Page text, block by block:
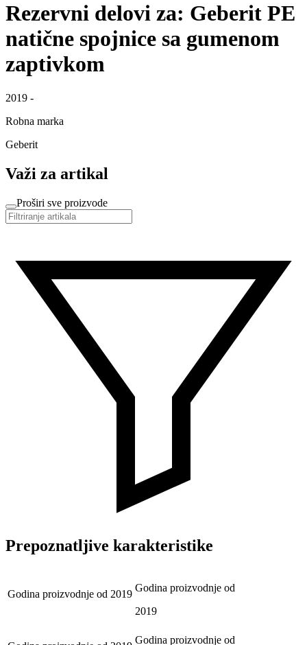
Rezervni delovi za: Geberit PE
natične spojnice sa gumenom
zaptivkom
2019 -
Robna marka
Geberit
Važi za artikal
Proširi sve proizvode
Prepoznatljive karakteristike
Godina proizvodnje od 2019
Godina proizvodnje od
2019
Godina proizvodnje od